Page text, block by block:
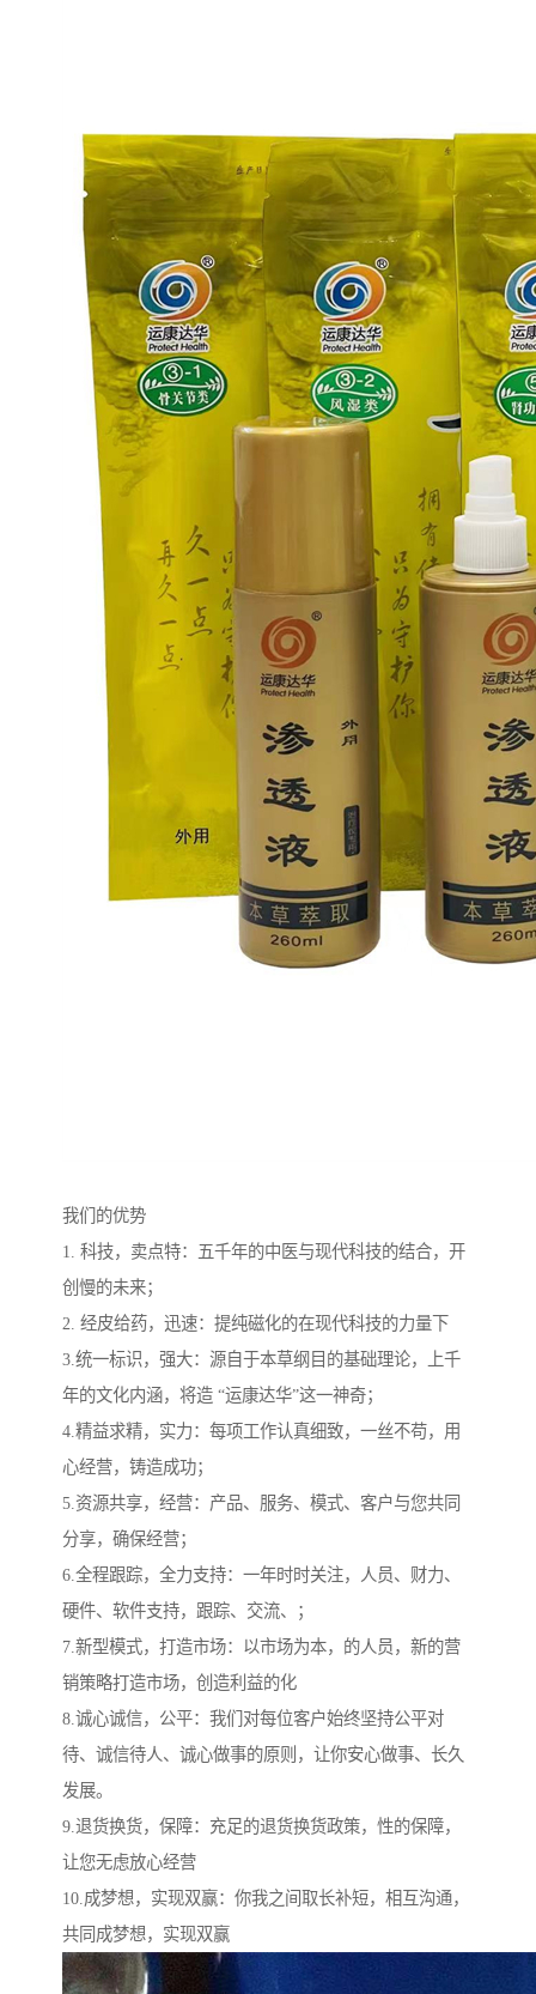
我们的优势
1. 科技，卖点特：五千年的中医与现代科技的结合，开
创慢的未来；
2. 经皮给药，迅速：提纯磁化的在现代科技的力量下
3.统一标识，强大：源自于本草纲目的基础理论，上千
年的文化内涵，将造 “运康达华”这一神奇；
4.精益求精，实力：每项工作认真细致，一丝不苟，用
心经营，铸造成功；
5.资源共享，经营：产品、服务、模式、客户与您共同
分享，确保经营；
6.全程跟踪，全力支持：一年时时关注，人员、财力、
硬件、软件支持，跟踪、交流、；
7.新型模式，打造市场：以市场为本，的人员，新的营
销策略打造市场，创造利益的化
8.诚心诚信，公平：我们对每位客户始终坚持公平对
待、诚信待人、诚心做事的原则，让你安心做事、长久
发展。
9.退货换货，保障：充足的退货换货政策，性的保障，
让您无虑放心经营
10.成梦想，实现双赢：你我之间取长补短，相互沟通，
共同成梦想，实现双赢